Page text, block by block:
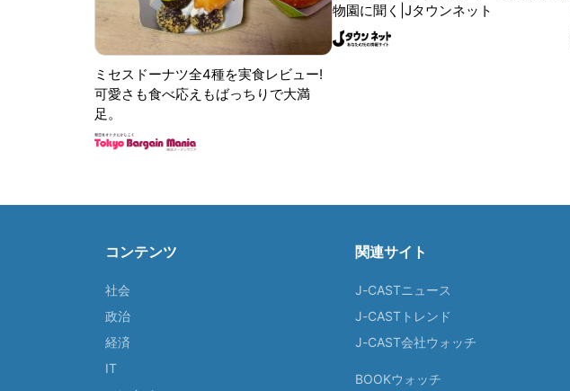
ミセスドーナツ全4種を実食レビュー!
可愛さも食べ応えもばっちりで大満
足。
物園に聞く|Jタウンネット
コンテンツ
社会
政治
経済
IT
関連サイト
J-CASTニュース
J-CASTトレンド
J-CAST会社ウォッチ
BOOKウォッチ